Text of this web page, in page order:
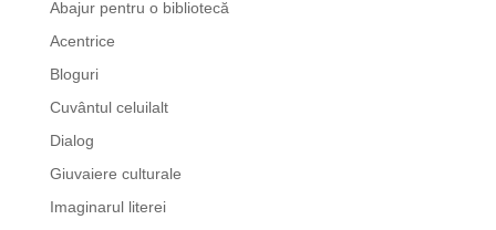
Abajur pentru o bibliotecă
Acentrice
Bloguri
Cuvântul celuilalt
Dialog
Giuvaiere culturale
Imaginarul literei